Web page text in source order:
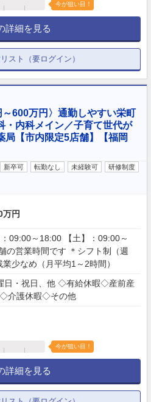
今が狙い目！
詳細を見る
スト（要ログイン）
～600万円〉通勤しやすい栄町
・内科メイン／子育て世代が
局【市内限定5店舗】【福岡
新卒可 転勤なし 未経験可
研修制度
万円
：09:00～18:00 【土】：09:00～
の営業時間です ＊シフト制（週
少なめ（月平均1～2時間）
日・祝日、他 ◇有給休暇◇産前産
介護休暇◇その他
今が狙い目！
詳細を見る